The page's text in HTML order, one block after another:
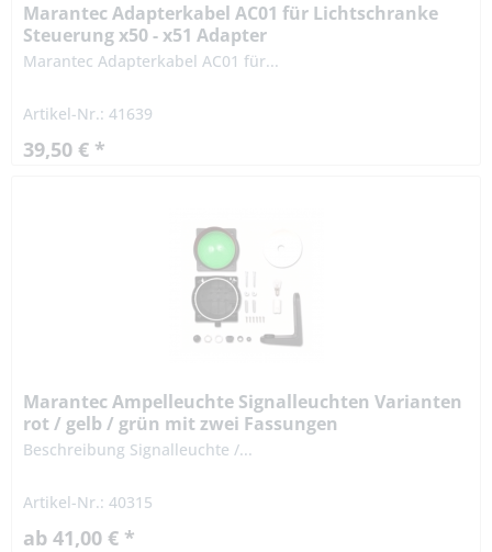
Marantec Adapterkabel AC01 für Lichtschranke
Steuerung x50 - x51 Adapter
Marantec Adapterkabel AC01 für...
Artikel-Nr.: 41639
39,50 € *
Marantec Ampelleuchte Signalleuchten Varianten
rot / gelb / grün mit zwei Fassungen
Beschreibung Signalleuchte /...
Artikel-Nr.: 40315
ab 41,00 € *